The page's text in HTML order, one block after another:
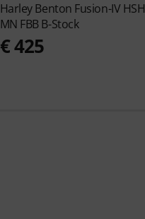
Harley Benton Fusion-IV HSH
MN FBB B-Stock
€ 425